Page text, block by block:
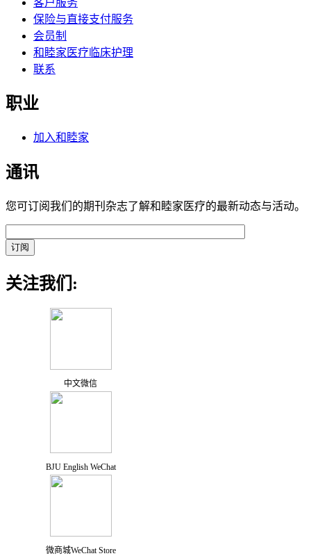
保险与直接支付服务
会员制
和睦家医疗临床护理
联系
职业
加入和睦家
通讯
您可订阅我们的期刊杂志了解和睦家医疗的最新动态与活动。
关注我们:
中文微信
BJU English WeChat
微商城WeChat Store